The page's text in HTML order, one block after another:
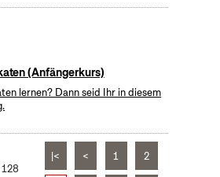
(Anfängerkurs)
lernen? Dann seid Ihr in diesem
|< < 1 2